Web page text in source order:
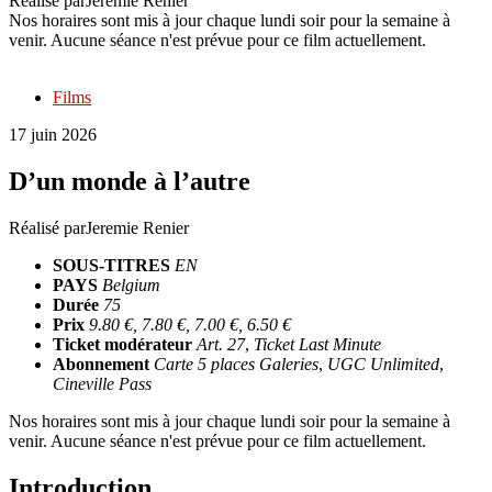
Nos horaires sont mis à jour chaque lundi soir pour la semaine à
venir. Aucune séance n'est prévue pour ce film actuellement.
Films
17 juin 2026
D’un monde à l’autre
Réalisé parJeremie Renier
SOUS-TITRES EN
PAYS Belgium
Durée 75
Prix 9.80 €, 7.80 €, 7.00 €, 6.50 €
Ticket modérateur Art. 27, Ticket Last Minute
Abonnement Carte 5 places Galeries, UGC Unlimited,
Cineville Pass
Nos horaires sont mis à jour chaque lundi soir pour la semaine à
venir. Aucune séance n'est prévue pour ce film actuellement.